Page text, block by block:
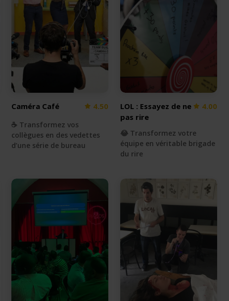
Caméra Café 4.50
☕️ Transformez vos
collègues en des vedettes
d’une série de bureau
LOL : Essayez de ne
pas rire
4.00
😂 Transformez votre
équipe en véritable brigade
du rire